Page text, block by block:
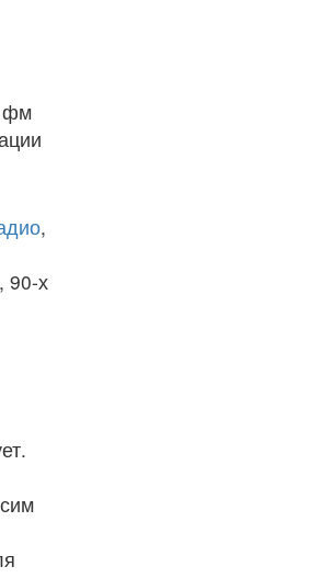
фм
,
90-х